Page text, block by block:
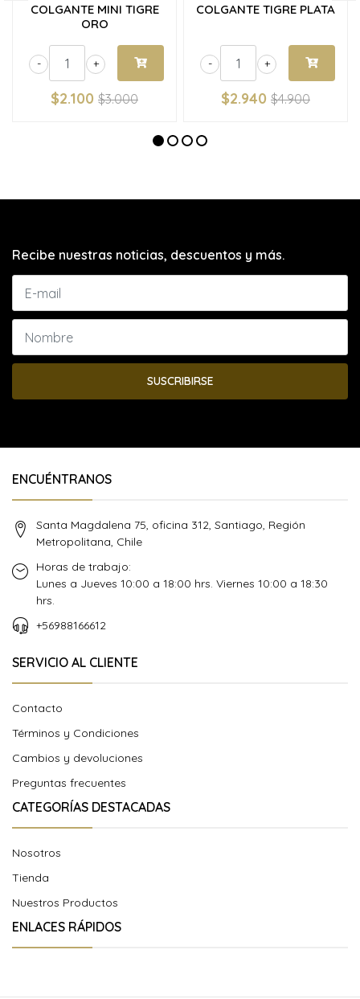
COLGANTE MINI TIGRE
ORO
+
-
$2.100 $3.000
COLGANTE TIGRE PLATA
+
-
$2.940 $4.900
Recibe nuestras noticias, descuentos y más.
SUSCRIBIRSE
ENCUÉNTRANOS
Santa Magdalena 75, oficina 312, Santiago, Región
Metropolitana, Chile
Horas de trabajo:
Lunes a Jueves 10:00 a 18:00 hrs. Viernes 10:00 a 18:30
hrs.
+56988166612
SERVICIO AL CLIENTE
Contacto
Términos y Condiciones
Cambios y devoluciones
Preguntas frecuentes
CATEGORÍAS DESTACADAS
Nosotros
Tienda
Nuestros Productos
ENLACES RÁPIDOS